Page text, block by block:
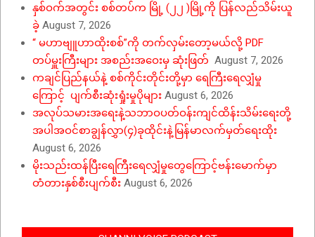
နှစ်ဝက်အတွင်း စစ်တပ်က မြို့ (၂၂ )မြို့ကို ပြန်လည်သိမ်းယူ
ခဲ့ August 7, 2026
“ မဟာဗျူဟာထိုးစစ်”ကို တက်လှမ်းတော့မယ်လို့ PDF
တပ်မှူးကြီးများ အစည်းအဝေးမှ ဆုံးဖြတ် August 7, 2026
ကချင်ပြည်နယ်နဲ့ စစ်ကိုင်းတိုင်းတို့မှာ ရေကြီးရေလျှံမှု
ကြောင့် ပျက်စီးဆုံးရှုံးမှုပိုများ August 6, 2026
အလုပ်သမားအရေးနဲ့သဘာဝပတ်ဝန်းကျင်ထိန်းသိမ်းရေးတို့
အပါအဝင်စာချွန်လွှာ(၄)ခုထိုင်းနဲ့မြန်မာလက်မှတ်ရေးထိုး
August 6, 2026
မိုးသည်းထန်ပြီးရေကြီးရေလျှံမှုတွေကြောင့်ဗန်းမောက်မှာ
တံတားနှစ်စီးပျက်စီး August 6, 2026